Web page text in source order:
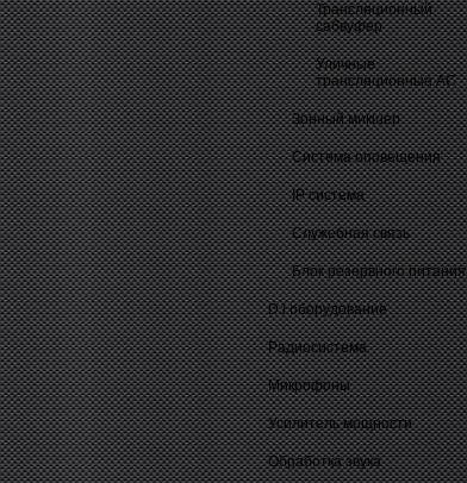
Трансляционный
сабвуфер
Уличные
трансляционные АС
Зонный микшер
Система оповещения
IP система
Cлужебная связь
Блок резервного питания
DJ оборудование
Радиосистема
Микрофоны
Усилитель мощности
Обработка звука